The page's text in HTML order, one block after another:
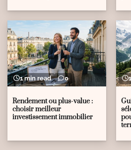
1 min read 0
Rendement ou plus-value :
choisir meilleur
investissement immobilier